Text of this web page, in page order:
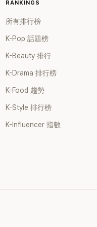
，再次
表作
出
，由
過後來
解散
入
情方
她經
RANKINGS
所有排行榜
K-Pop 話題榜
K-Beauty 排行
K-Drama 排行榜
K-Food 趨勢
K-Style 排行榜
K-Influencer 指數